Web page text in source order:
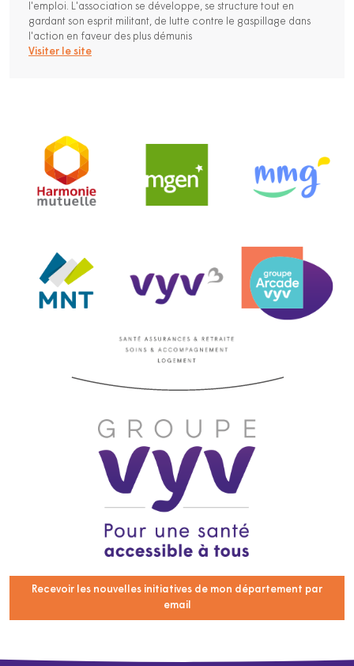
l'emploi. L'association se développe, se structure tout en
gardant son esprit militant, de lutte contre le gaspillage dans
l'action en faveur des plus démunis
Visiter le site
Recevoir les nouvelles initiatives de mon département par
email